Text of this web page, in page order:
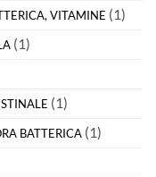
VITAMINE (1)
(1)
(1)
BATTERICA (1)